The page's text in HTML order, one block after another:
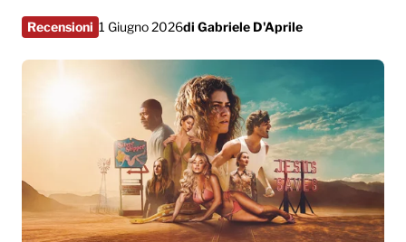
Recensioni 1 Giugno 2026di Gabriele D'Aprile